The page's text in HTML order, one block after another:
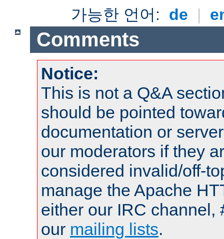
가능한 언어: de |
Comments
Notice:
This is not a Q&A
should be pointed
documentation or
our moderators if they
considered invalid/off-
manage the Apache
either our IRC channel,
our mailing lists.